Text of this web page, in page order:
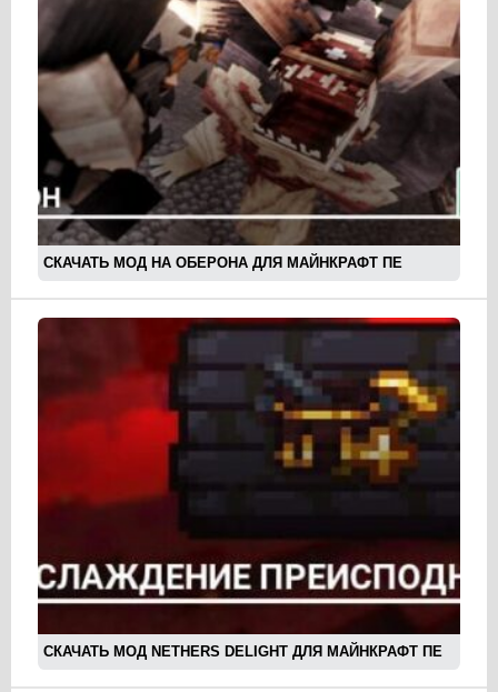
СКАЧАТЬ МОД НА ОБЕРОНА ДЛЯ МАЙНКРАФТ ПЕ
СКАЧАТЬ МОД NETHERS DELIGHT ДЛЯ МАЙНКРАФТ ПЕ